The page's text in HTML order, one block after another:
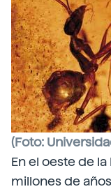
(Foto:
En el oeste de
millones de